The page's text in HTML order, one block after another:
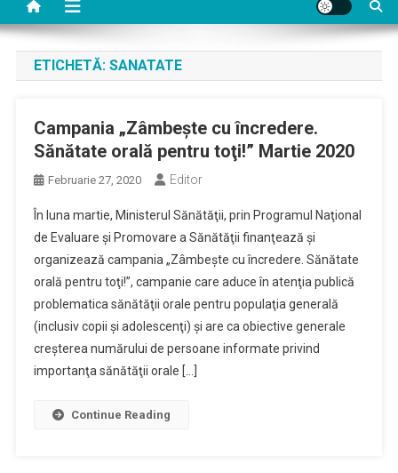
ETICHETĂ: SANATATE
Campania „Zâmbeşte cu încredere.
Sănătate orală pentru toţi!” Martie 2020
Februarie 27, 2020 Editor
În luna martie, Ministerul Sănătăţii, prin Programul Naţional
de Evaluare şi Promovare a Sănătăţii finanţează şi
organizează campania „Zâmbeşte cu încredere. Sănătate
orală pentru toţi!”, campanie care aduce în atenţia publică
problematica sănătăţii orale pentru populaţia generală
(inclusiv copii şi adolescenţi) şi are ca obiective generale
creşterea numărului de persoane informate privind
importanţa sănătăţii orale […]
Continue Reading